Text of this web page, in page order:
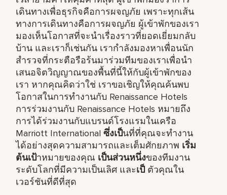
เดินทางเพื่อธุรกิจคือการผจญภัย เพราะทุกเส้น
ทางการเดินทางคือการผจญภัย ผู้เข้าพักของเรา
มองเห็นโอกาสที่จะนำเรื่องราวที่ยอดเยี่ยมกลับ
บ้าน และเราก็เช่นกัน เรากำลังมองหาเพื่อนนัก
สำรวจที่กระตือรือร้นมาร่วมทีมของเราเพื่อนำ
เสนอจิตวิญญาณของพื้นที่นี้ให้กับผู้เข้าพักของ
เรา หากคุณคิดว่าใช่ เราขอเชิญให้คุณค้นพบ
โอกาสในการทำงานกับ Renaissance Hotels
การร่วมงานกับ Renaissance Hotels หมายถึง
การได้ร่วมงานกับแบรนด์โรงแรมในเครือ
Marriott Internationalซึ่งเป็นที่ที่คุณจะทำงาน
ได้อย่างสุดความสามารถและเต็มศักยภาพ เริ่ม
ต้นเป้าหมายของคุณ เป็นส่วนหนึ่งของทีมงาน
ระดับโลกที่มีความเป็นเลิศ และเป็ ตัวคุณใน
เวอร์ชันที่ดีที่สุด